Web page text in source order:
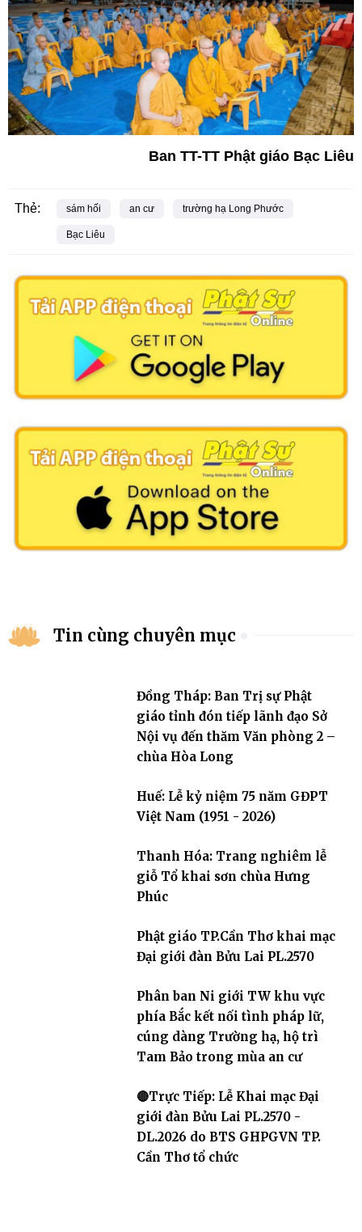
Ban TT-TT Phật giáo Bạc Liêu
Thẻ: sám hối an cư trường hạ Long Phước
Bạc Liêu
Tin cùng chuyên mục
Đồng Tháp: Ban Trị sự Phật
giáo tỉnh đón tiếp lãnh đạo Sở
Nội vụ đến thăm Văn phòng 2 –
chùa Hòa Long
Huế: Lễ kỷ niệm 75 năm GĐPT
Việt Nam (1951 - 2026)
Thanh Hóa: Trang nghiêm lễ
giỗ Tổ khai sơn chùa Hưng
Phúc
Phật giáo TP.Cần Thơ khai mạc
Đại giới đàn Bửu Lai PL.2570
Phân ban Ni giới TW khu vực
phía Bắc kết nối tình pháp lữ,
cúng dàng Trường hạ, hộ trì
Tam Bảo trong mùa an cư
🔴Trực Tiếp: Lễ Khai mạc Đại
giới đàn Bửu Lai PL.2570 -
DL.2026 do BTS GHPGVN TP.
Cần Thơ tổ chức